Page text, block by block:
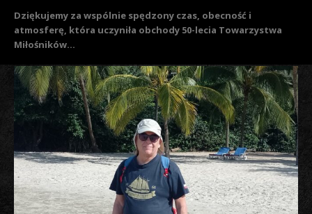
Dziękujemy za wspólnie spędzony czas, obecność i
atmosferę, która uczyniła obchody 50-lecia Towarzystwa
Miłośników...